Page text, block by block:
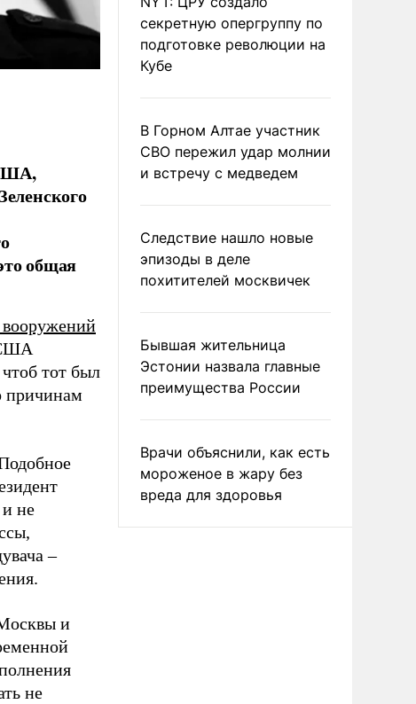
общая
США
тот был
причинам
не
–
и
не
секретную опергруппу по
подготовке революции на
Кубе
В Горном Алтае участник
СВО пережил удар молнии
и встречу с медведем
Следствие нашло новые
эпизоды в деле
похитителей москвичек
Бывшая жительница
Эстонии назвала главные
преимущества России
Врачи объяснили, как есть
мороженое в жару без
вреда для здоровья